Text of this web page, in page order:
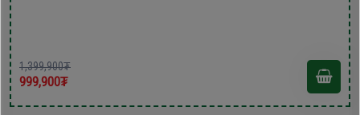
1,399,900₮
999,900₮